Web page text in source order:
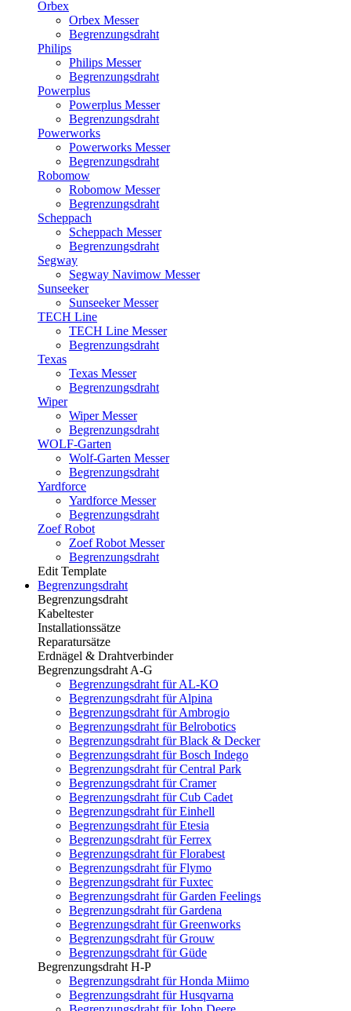
Orbex
Orbex Messer
Begrenzungsdraht
Philips
Philips Messer
Begrenzungsdraht
Powerplus
Powerplus Messer
Begrenzungsdraht
Powerworks
Powerworks Messer
Begrenzungsdraht
Robomow
Robomow Messer
Begrenzungsdraht
Scheppach
Scheppach Messer
Begrenzungsdraht
Segway
Segway Navimow Messer
Sunseeker
Sunseeker Messer
TECH Line
TECH Line Messer
Begrenzungsdraht
Texas
Texas Messer
Begrenzungsdraht
Wiper
Wiper Messer
Begrenzungsdraht
WOLF-Garten
Wolf-Garten Messer
Begrenzungsdraht
Yardforce
Yardforce Messer
Begrenzungsdraht
Zoef Robot
Zoef Robot Messer
Begrenzungsdraht
Edit Template
Begrenzungsdraht
Begrenzungsdraht
Kabeltester
Installationssätze
Reparatursätze
Erdnägel & Drahtverbinder
Begrenzungsdraht A-G
Begrenzungsdraht für AL-KO
Begrenzungsdraht für Alpina
Begrenzungsdraht für Ambrogio
Begrenzungsdraht für Belrobotics
Begrenzungsdraht für Black & Decker
Begrenzungsdraht für Bosch Indego
Begrenzungsdraht für Central Park
Begrenzungsdraht für Cramer
Begrenzungsdraht für Cub Cadet
Begrenzungsdraht für Einhell
Begrenzungsdraht für Etesia
Begrenzungsdraht für Ferrex
Begrenzungsdraht für Florabest
Begrenzungsdraht für Flymo
Begrenzungsdraht für Fuxtec
Begrenzungsdraht für Garden Feelings
Begrenzungsdraht für Gardena
Begrenzungsdraht für Greenworks
Begrenzungsdraht für Grouw
Begrenzungsdraht für Güde
Begrenzungsdraht H-P
Begrenzungsdraht für Honda Miimo
Begrenzungsdraht für Husqvarna